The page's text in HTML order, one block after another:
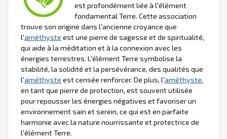
est profondément liée à l'élément
fondamental Terre. Cette association
trouve son origine dans l'ancienne croyance que
l'améthyste est une pierre de sagesse et de spiritualité,
qui aide à la méditation et à la connexion avec les
énergies terrestres. L'élément Terre symbolise la
stabilité, la solidité et la persévérance, des qualités que
l'améthyste est censée renforcer. De plus, l'améthyste,
en tant que pierre de protection, est souvent utilisée
pour repousser les énergies négatives et favoriser un
environnement sain et serein, ce qui est en parfaite
harmonie avec la nature nourrissante et protectrice de
l'élément Terre.